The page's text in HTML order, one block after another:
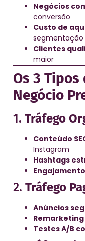
Negócios
conversão
Custo de
Clientes
maior
Os 3 Tipos
Negócio
1. Tráfego
Conteúdo
Instagram
Hashtags
2. Tráfego
Anúncios
Testes A/B